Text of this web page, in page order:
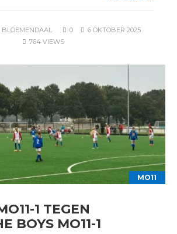
0
6 OKTOBER 2025
764 VIEWS
MO11
1 TEGEN
BOYS MO11-1